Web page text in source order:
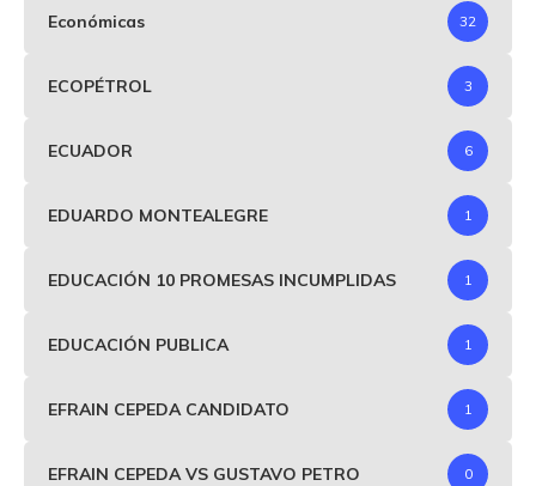
Económicas 32
ECOPÉTROL 3
ECUADOR 6
EDUARDO MONTEALEGRE 1
EDUCACIÓN 10 PROMESAS INCUMPLIDAS 1
EDUCACIÓN PUBLICA 1
EFRAIN CEPEDA CANDIDATO 1
EFRAIN CEPEDA VS GUSTAVO PETRO 0